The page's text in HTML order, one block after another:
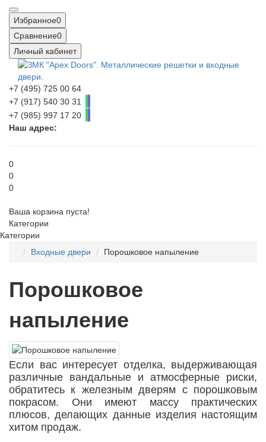
Избранное0
Сравнение0
Личный кабинет
+7 (495) 725 00 64
+7 (917) 540 30 31
+7 (985) 997 17 20
Наш адрес:
0
0
0
Ваша корзина пуста!
Категории
Категории
Входные двери
Порошковое напыление
Порошковое
напыление
Если вас интересует отделка, выдерживающая
различные вандальные и атмосферные риски,
обратитесь к железным дверям с порошковым
покрасом. Они имеют массу практических
плюсов, делающих данные изделия настоящим
хитом продаж.